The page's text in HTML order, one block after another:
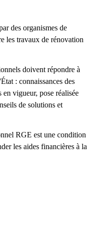
des organismes de
les travaux de rénovation
doivent répondre à
: connaissances des
en vigueur, pose réalisée
de solutions et
RGE est une condition
les aides financières à la